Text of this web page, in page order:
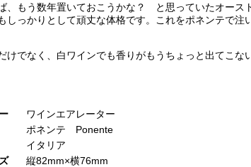
もう数年置いておこうかな？ と思っていたオース
っかりとして頑丈な体格です。これをポネンテで
でなく、白ワインでも香りがもうちょっと出てこ
ワインエアレーター
ポネンテ Ponente
イタリア
縦82mm×横76mm